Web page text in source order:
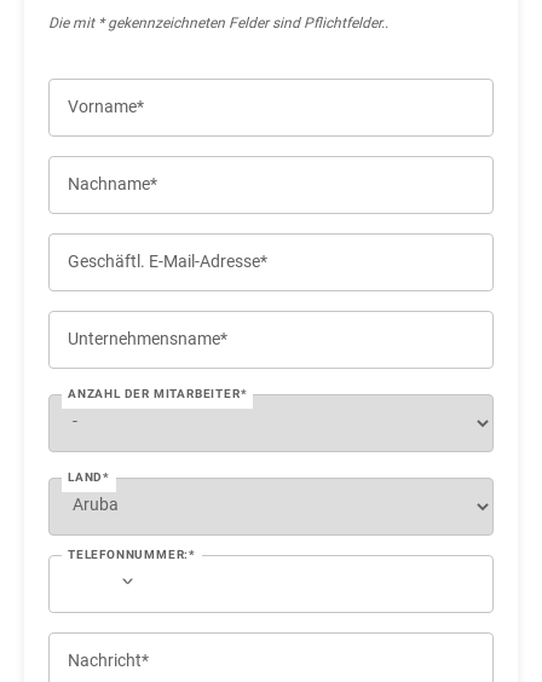
Die mit * gekennzeichneten Felder sind Pflichtfelder..
Vorname*
Nachname*
Geschäftl. E-Mail-Adresse*
Unternehmensname*
ANZAHL DER MITARBEITER*
LAND*
TELEFONNUMMER:*
Nachricht*